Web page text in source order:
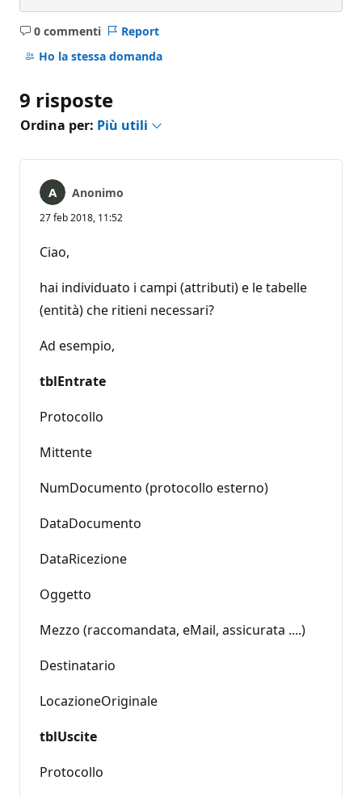
0 commenti
Nessun
commento
Report
Ho la stessa domanda
9 risposte
Ordina per: Più utili
Anonimo
27 feb 2018, 11:52
Ciao,
hai individuato i campi (attributi) e le tabelle
(entità) che ritieni necessari?
Ad esempio,
tblEntrate
Protocollo
Mittente
NumDocumento (protocollo esterno)
DataDocumento
DataRicezione
Oggetto
Mezzo (raccomandata, eMail, assicurata ....)
Destinatario
LocazioneOriginale
tblUscite
Protocollo